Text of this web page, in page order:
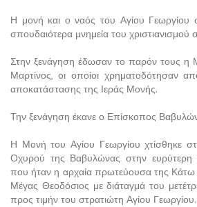
Η μονή και ο ναός του Αγίου Γεωργίου
σπουδαιότερα μνημεία του χριστιανισμού
Στην ξενάγηση έδωσαν το παρόν τους η
Μαρτίνος, οι οποίοι χρηματοδότησαν
αποκατάστασης της Ιεράς Μονής.
Την ξενάγηση έκανε ο Επίσκοπος
Η Μονή του Αγίου Γεωργίου χτίσθηκε
Οχυρού της Βαβυλώνας στην ευρύτερη
που ήταν η αρχαία πρωτεύουσα της Κάτω
Μέγας Θεοδόσιος με διάταγμά του
προς τιμήν του στρατιώτη Αγίου Γεωργίου.